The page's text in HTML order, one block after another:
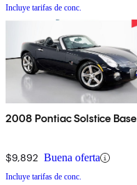
Incluye tarifas de conc.
2008 Pontiac Solstice Base
$9,892 Buena oferta
Incluye tarifas de conc.